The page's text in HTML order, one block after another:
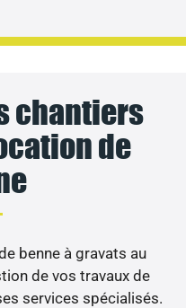
chantiers
de
benne à gravats au
de vos travaux de
services spécialisés.